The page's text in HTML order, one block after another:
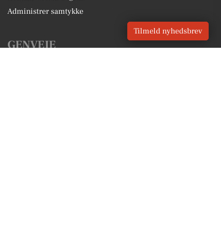
Administrer samtykke
GENVEJE
Tilmeld nyhedsbrev